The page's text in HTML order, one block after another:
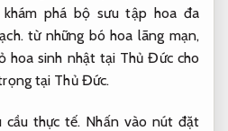
phá bộ sưu tập hoa đa
từ những bó hoa lãng mạn,
hoa sinh nhật tại Thủ Đức cho
tại Thủ Đức.
cầu thực tế. Nhấn vào nút đặt